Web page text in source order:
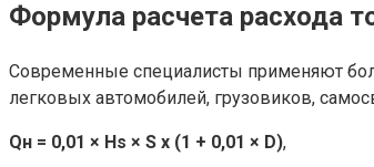
Формула расчета расхода
Современные специалисты применяют
легковых автомобилей, грузовиков,
Qн = 0,01 × Hs × S х (1 + 0,01 × D),